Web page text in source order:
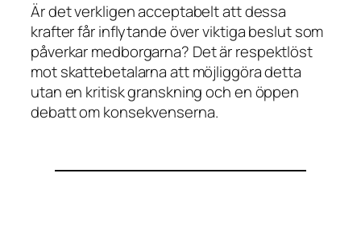
Är det verkligen acceptabelt att dessa
krafter får inflytande över viktiga beslut som
påverkar medborgarna? Det är respektlöst
mot skattebetalarna att möjliggöra detta
utan en kritisk granskning och en öppen
debatt om konsekvenserna.